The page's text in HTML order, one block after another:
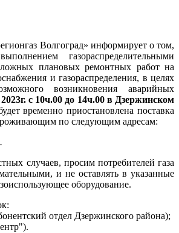
Волгоград» информирует о том,
газораспределительными
плановых ремонтных работ на
и газораспределения, в целях
возникновения аварийных
с 10ч.00 до 14ч.00 в Дзержинском
временно приостановлена поставка
по следующим адресам:
случаев, просим потребителей газа
и не оставлять в указанные
оборудование.
отдел Дзержинского района);